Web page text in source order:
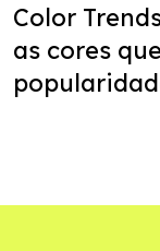
Color
as cores